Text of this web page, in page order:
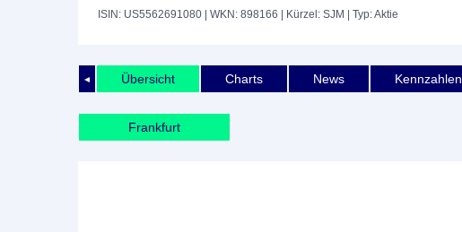
ISIN: US5562691080 | WKN: 898166 | Kürzel: SJM | Typ: Aktie
◄ Übersicht Charts News Kennzahlen
Frankfurt